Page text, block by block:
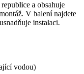
a obsahuje
V balení najdete
instalaci.
vodou)